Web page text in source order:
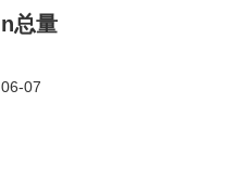
n总量
06-07